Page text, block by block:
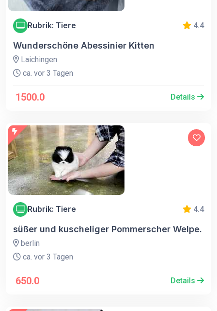
Rubrik: Tiere 4.4
Wunderschöne Abessinier Kitten
Laichingen
ca. vor 3 Tagen
1500.0 Details
Rubrik: Tiere 4.4
süßer und kuscheliger Pommerscher Welpe.
berlin
ca. vor 3 Tagen
650.0 Details